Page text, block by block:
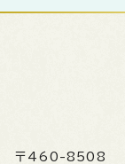
〒460-8508